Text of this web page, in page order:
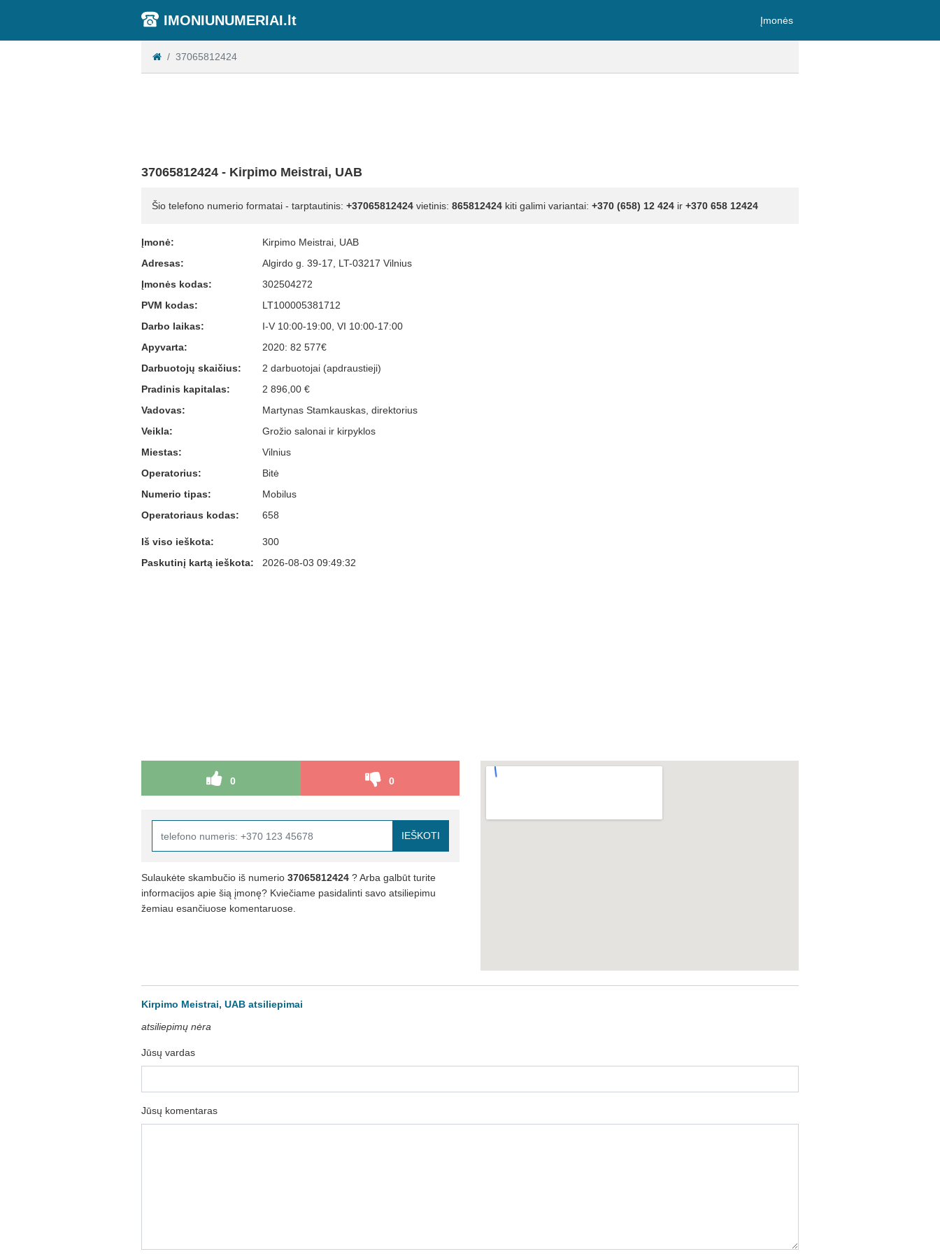
IMONIUNUMERIAI.lt Įmonės
37065812424
37065812424 - Kirpimo Meistrai, UAB
Šio telefono numerio formatai - tarptautinis: +37065812424 vietinis: 865812424 kiti galimi variantai: +370 (658) 12 424 ir +370 658 12424
Įmonė:
Kirpimo Meistrai, UAB
Adresas:
Algirdo g. 39-17, LT-03217 Vilnius
Įmonės kodas:
302504272
PVM kodas:
LT100005381712
Darbo laikas:
I-V 10:00-19:00, VI 10:00-17:00
Apyvarta:
2020: 82 577€
Darbuotojų skaičius:
2 darbuotojai (apdraustieji)
Pradinis kapitalas:
2 896,00 €
Vadovas:
Martynas Stamkauskas, direktorius
Veikla:
Grožio salonai ir kirpyklos
Miestas:
Vilnius
Operatorius:
Bitė
Numerio tipas:
Mobilus
Operatoriaus kodas:
658
Iš viso ieškota:
300
Paskutinį kartą ieškota:
2026-08-03 09:49:32
0 0
IEŠKOTI
Sulaukėte skambučio iš numerio 37065812424 ? Arba galbūt turite
informacijos apie šią įmonę? Kviečiame pasidalinti savo atsiliepimu
žemiau esančiuose komentaruose.
Kirpimo Meistrai, UAB atsiliepimai
atsiliepimų nėra
Jūsų vardas
Jūsų komentaras